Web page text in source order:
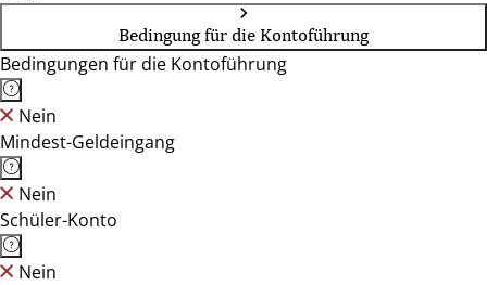
Bedingung für die Kontoführung
Bedingungen für die Kontoführung
Nein
Mindest-Geldeingang
Nein
Schüler-Konto
Nein